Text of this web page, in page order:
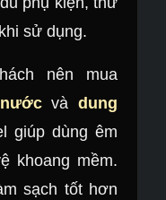
sử dụng.
nên mua
vàdung
giúp dùng êm
khoang mềm.
sạch tốt hơn